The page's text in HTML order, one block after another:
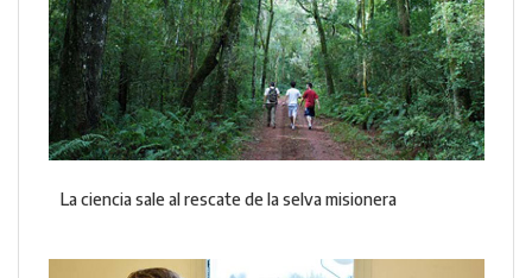
La ciencia sale al rescate de la selva misionera